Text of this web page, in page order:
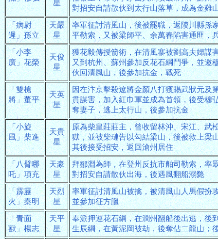
星
對招安自請散伙到太行山落草，成為金雞
「病尉
遲」孫立
天嚴
星
率軍征討清風山，後被罷職，返陵川縣孫
平勒索，又被梁師平、余萬春陷害通匪，
「小李
廣」花榮
天俊
星
獲花毅傳授箭術，在清風寨被劉高夫婦謀
又到杭州、蘇州參加反花石綱鬥爭，並邀
伙回清風山，後參加抗金，戰死
「雙槍
將」董平
天英
星
因在汴京擊殺遼將金顏八打獲賜武狀元及
貫謀害，加入紅巾軍並成為首領，後受穆
奪妻子，逃上太行山，後參加抗金
「小旋
風」柴進
天貴
星
原為柴皇莊莊主，曾收留林沖、宋江、武
獄，並被柴璉告以勾結梁山，後被救上梁
其後接受招安，返回滄州居住
「八臂哪
吒」項充
天豪
星
拜鄒淵為師，在登州反抗市舶司勒索，率
對招安自請散伙出海，後遇風翻船溺斃
「霹靂
火」秦明
天烈
星
率軍征討清風山被擒，被清風山人馬假扮
並參加征方臘
「青面
獸」楊志
天平
星
奉派押運花石綱，在潤州翻船後出逃，後
生辰綱，在黃泥岡被劫，後奪佔二龍山；